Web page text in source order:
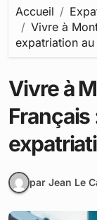
Accueil
Vivre à
expatriation au
Vivre à
Français
par Jean Le